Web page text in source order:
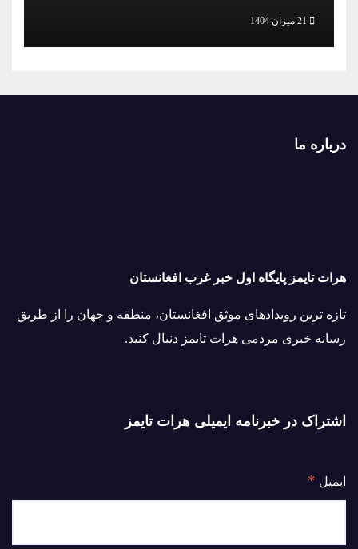
21 میزان 1404
درباره ما
هرات تایمز پایگاه اول خبر غرب افغانستان
تازه ترین رویدادهای موثق افغانستان، منطقه و جهان را از طریق
رسانه خبری مردمی هرات تایمز دنبال کنید.
اشتراک در خبرنامه ایمیلی هرات تایمز
ایمیل *